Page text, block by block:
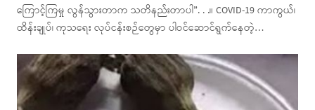
ကြောင့်ကြမှု လွန်သွားတာက သတိနည်းတာပါ”. . .။ COVID-19 ကာကွယ်၊
ထိန်းချုပ်၊ ကုသရေး လုပ်ငန်းစဉ်တွေမှာ ပါဝင်ဆောင်ရွက်နေတဲ့…